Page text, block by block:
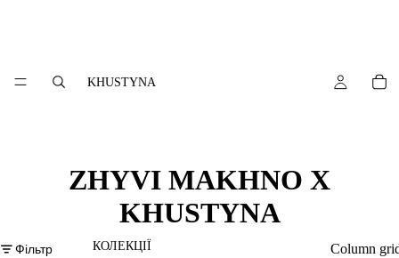
KHUSTYNA
КОЛЕКЦІЇ
ZHYVI MAKHNO X
KHUSTYNA
Фільтр Column